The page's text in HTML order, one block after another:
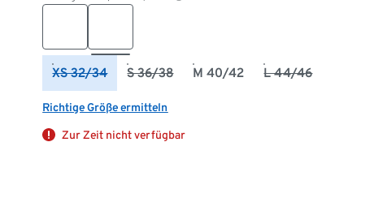
XS 32/34 S 36/38 M 40/42 L 44/46
Richtige Größe ermitteln
Zur Zeit nicht verfügbar